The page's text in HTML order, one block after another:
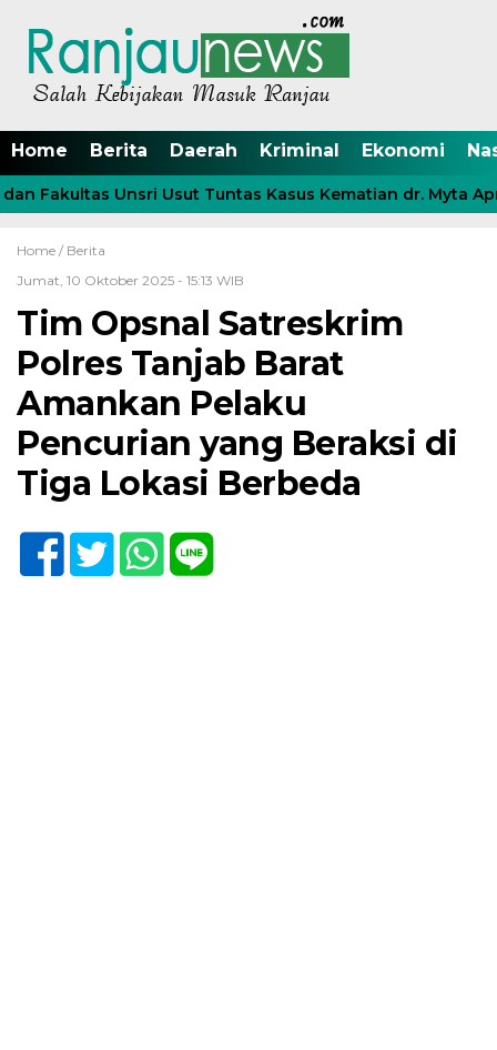
Home Berita Daerah Kriminal Ekonomi
Fakultas Unsri Usut Tuntas Kasus Kematian dr. Myta
Home / Berita
Jumat, 10 Oktober 2025 - 15:13 WIB
Tim Opsnal Satreskrim
Polres Tanjab Barat
Amankan Pelaku
Pencurian yang Beraksi di
Tiga Lokasi Berbeda